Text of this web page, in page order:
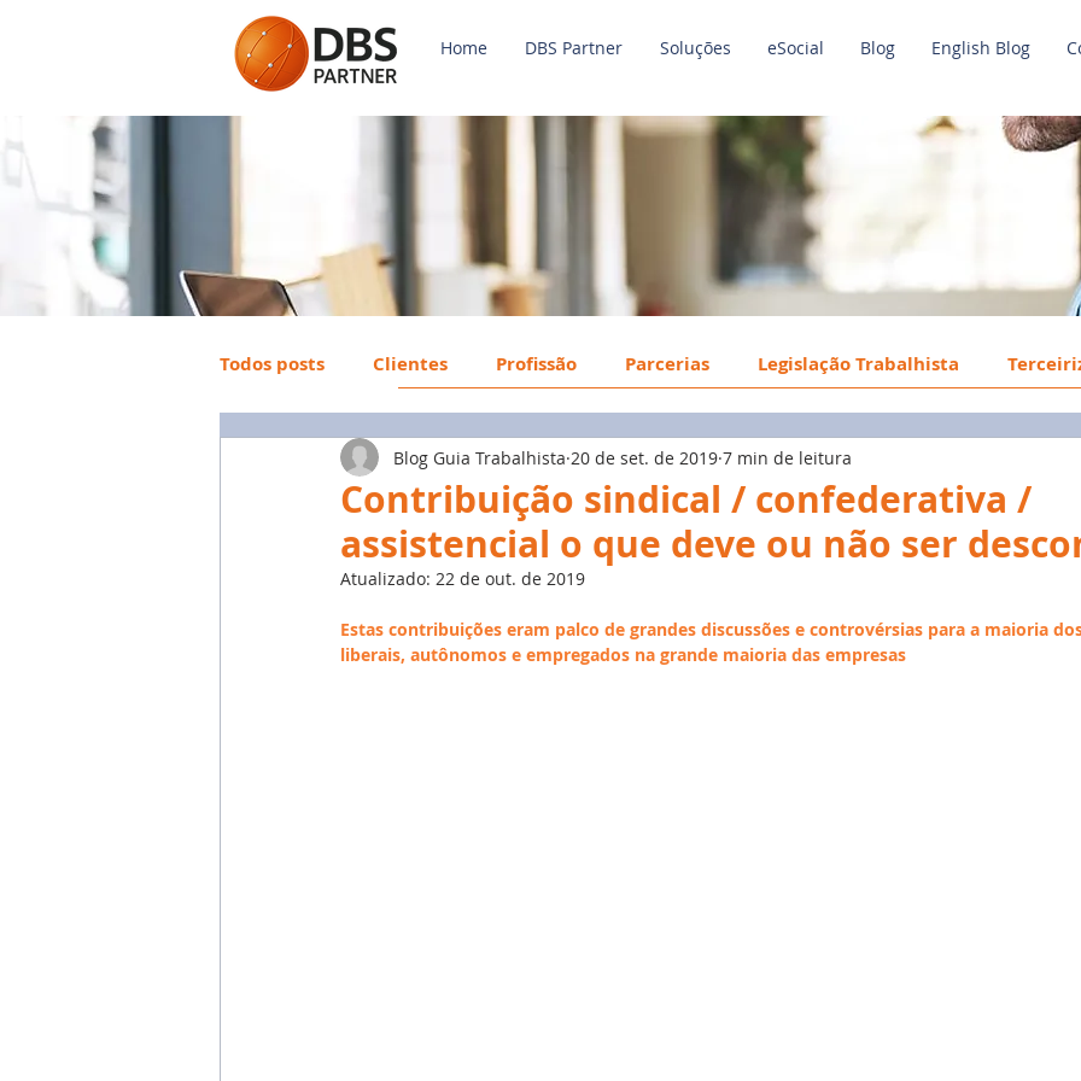
Home DBS Partner Soluções eSocial Blog English Blog
Todos posts Clientes Profissão Parcerias Legislação Trabalhista
FGTS Mercado de Trabalho Economia Benefícios
Emprego Avaliação de Desempenho Inteligência Artificial Employees
Reforma Trabalhista eSocial Recursos Humanos Treinamento
Contribuição sindical / confederativa /
assistencial o que deve ou não ser
Blog Guia Trabalhista 20 de set. de 2019 7 min de leitura
Atualizado: 22 de out. de 2019
Estas contribuições eram palco de grandes discussões e controvérsias para a maioria
liberais, autônomos e empregados na grande maioria das empresas